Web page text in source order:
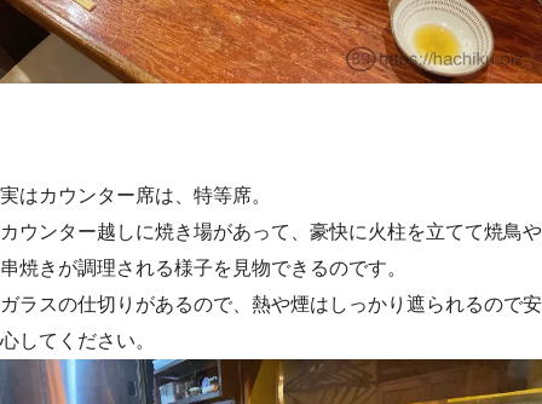
実はカウンター席は、特等席。
カウンター越しに焼き場があって、豪快に火柱を立てて焼鳥や
串焼きが調理される様子を見物できるのです。
ガラスの仕切りがあるので、熱や煙はしっかり遮られるので安
心してください。